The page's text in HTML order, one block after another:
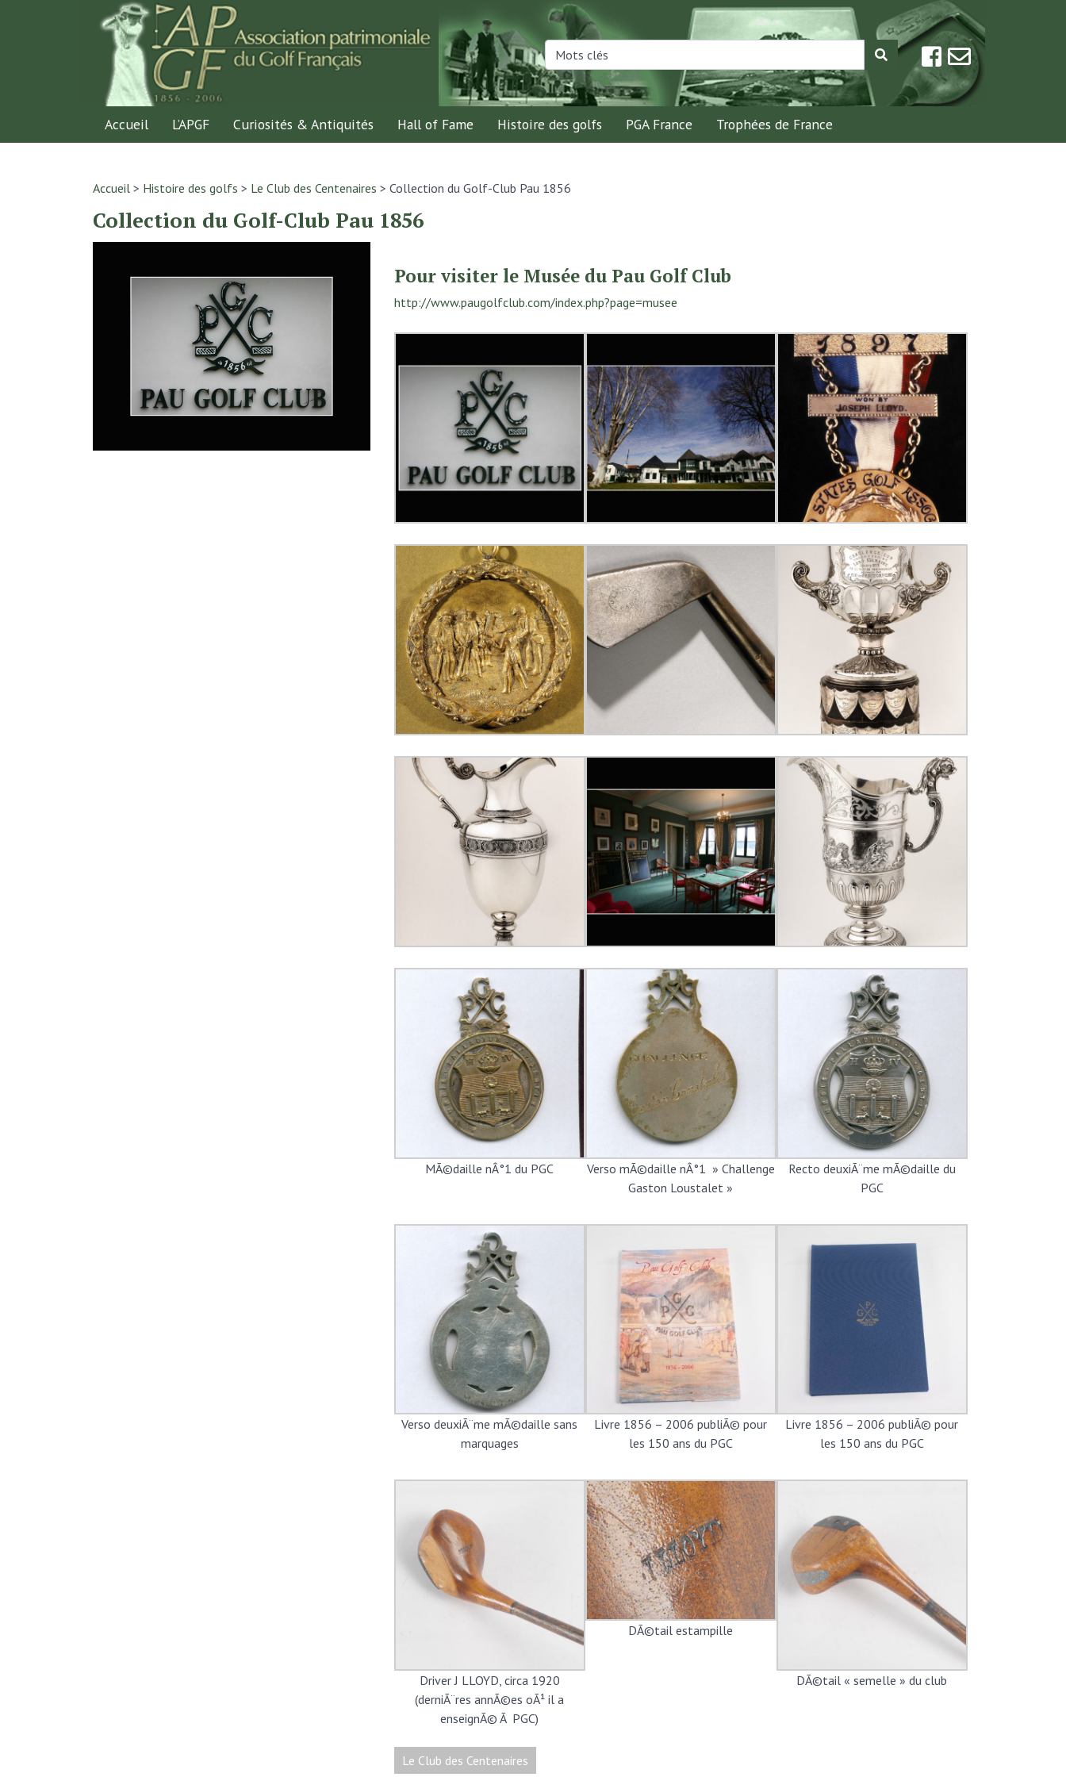
Accueil L’APGF Curiosités & Antiquités Hall of Fame Histoire des golfs PGA France Trophées de France
Accueil > Histoire des golfs > Le Club des Centenaires > Collection du Golf-Club Pau 1856
Collection du Golf-Club Pau 1856
Pour visiter le Musée du Pau Golf Club
http://www.paugolfclub.com/index.php?page=musee
MÃ©daille nÂ°1 du PGC
Verso mÃ©daille nÂ°1 » Challenge
Gaston Loustalet »
Recto deuxiÃ¨me mÃ©daille du
PGC
Verso deuxiÃ¨me mÃ©daille sans
marquages
Livre 1856 – 2006 publiÃ© pour
les 150 ans du PGC
Livre 1856 – 2006 publiÃ© pour
les 150 ans du PGC
Driver J LLOYD, circa 1920
(derniÃ¨res annÃ©es oÃ¹ il a
enseignÃ© Ã PGC)
DÃ©tail estampille
DÃ©tail « semelle » du club
Le Club des Centenaires